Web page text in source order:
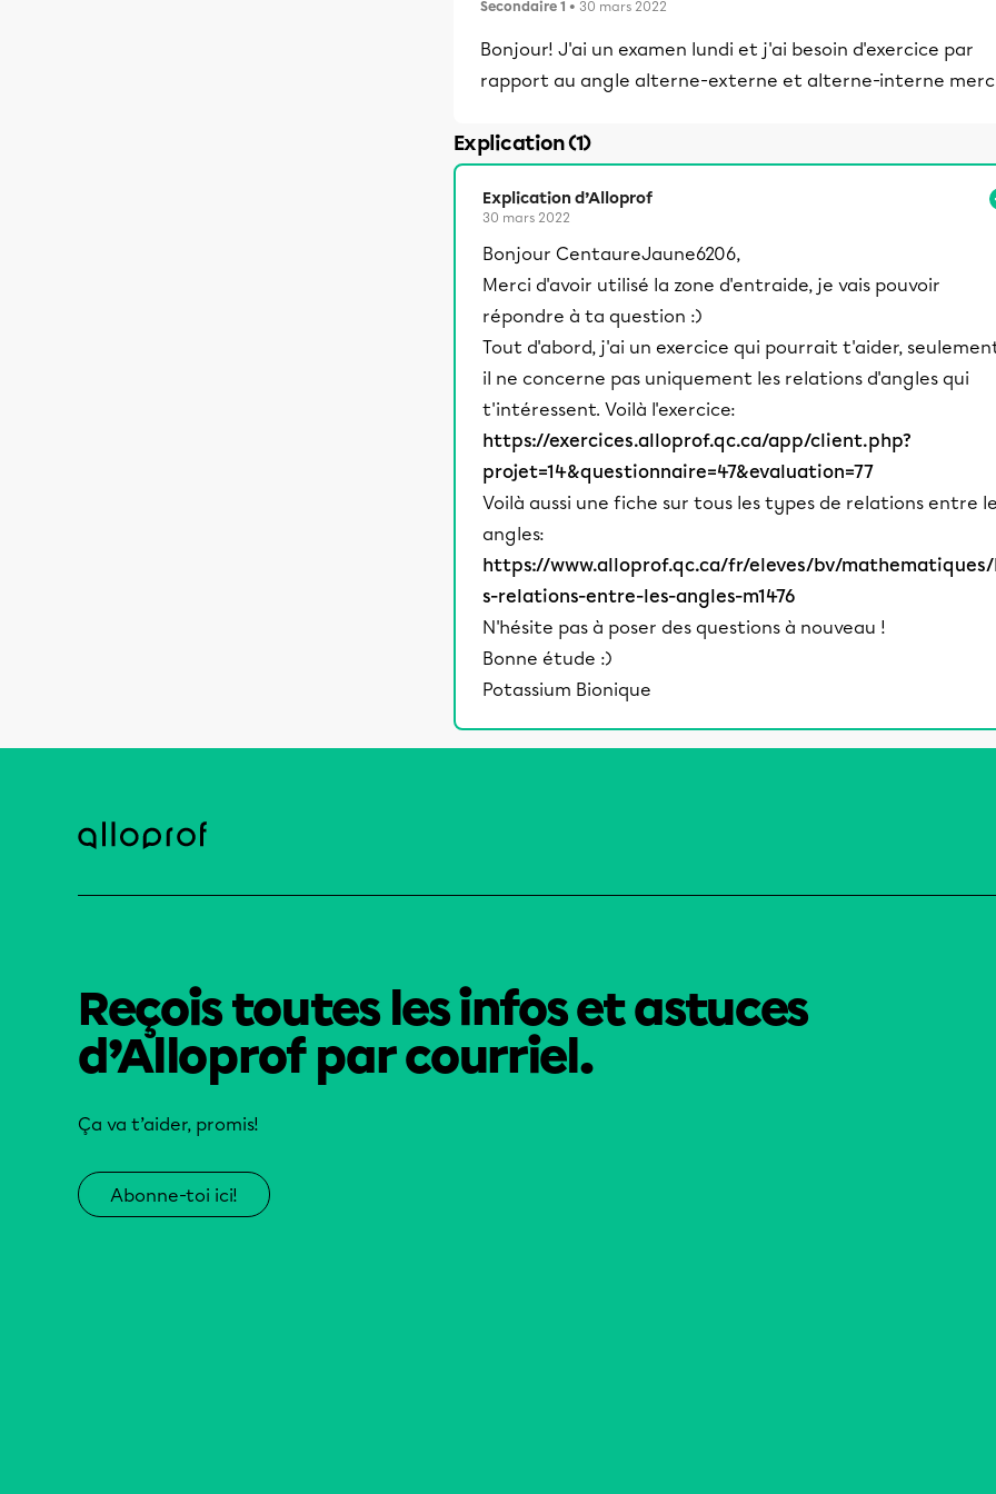
Secondaire 1 • 30 mars 2022
Bonjour! J'ai un examen lundi et j'ai besoin d'exercice par
rapport au angle alterne-externe et alterne-interne
Explication (1)
Explication d’Alloprof
30 mars 2022
Bonjour CentaureJaune6206,
Merci d'avoir utilisé la zone d'entraide, je vais pouvoir
répondre à ta question :)
Tout d'abord, j'ai un exercice qui pourrait t'aider,
il ne concerne pas uniquement les relations d'angles qui
t'intéressent. Voilà l'exercice:
https://exercices.alloprof.qc.ca/app/client.php?
projet=14&questionnaire=47&evaluation=77
Voilà aussi une fiche sur tous les types de relations entre
angles:
https://www.alloprof.qc.ca/fr/eleves/bv/
s-relations-entre-les-angles-m1476
N'hésite pas à poser des questions à nouveau !
Bonne étude :)
Potassium Bionique
Reçois toutes les infos et astuces
d’Alloprof par courriel.
Ça va t’aider, promis!
Abonne-toi ici!